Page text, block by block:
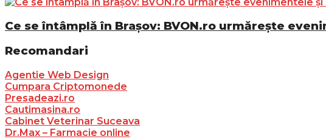
Ce se întâmplă în Brașov: BVON.ro urmărește
Recomandari
Agentie Web Design
Cumpara Criptomonede
Presadeazi.ro
Cautimasina.ro
Cabinet Veterinar Suceava
Dr.Max – Farmacie online